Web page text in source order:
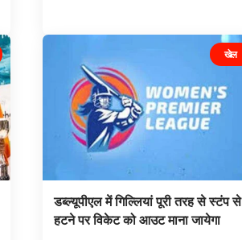
खेल
डब्ल्यूपीएल में गिल्लियां पूरी तरह से स्टंप से
हटने पर विकेट को आउट माना जायेगा